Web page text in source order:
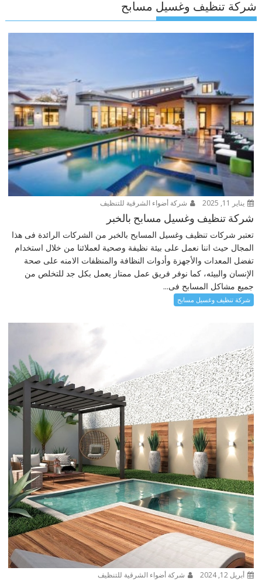
شركة تنظيف وغسيل مسابح
يناير 11, 2025 شركة أضواء الشرقية للتنظيف
شركة تنظيف وغسيل مسابح بالخبر
تعتبر شركات تنظيف وغسيل المسابح بالخبر من الشركات الرائدة فى هذا
المجال حيث اننا نعمل على بيئة نظيفة وصحية لعملائنا من خلال استخدام
تفضل المعدات والأجهزة وأدوات النظافة والمنظفات الامنه على صحة
الإنسان والبيئه، كما نوفر فريق عمل ممتاز يعمل بكل جد للتخلص من
جميع مشاكل المسابح فى...
شركة تنظيف وغسيل مسابح
أبريل 12, 2024 شركة أضواء الشرقية للتنظيف